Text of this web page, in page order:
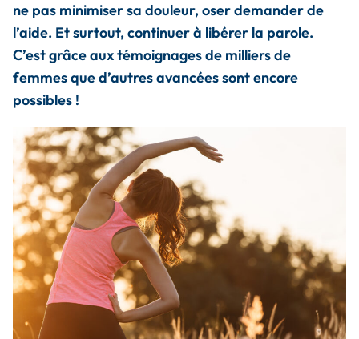
ne pas minimiser sa douleur, oser demander de
l’aide. Et surtout, continuer à libérer la parole.
C’est grâce aux témoignages de milliers de
femmes que d’autres avancées sont encore
possibles !